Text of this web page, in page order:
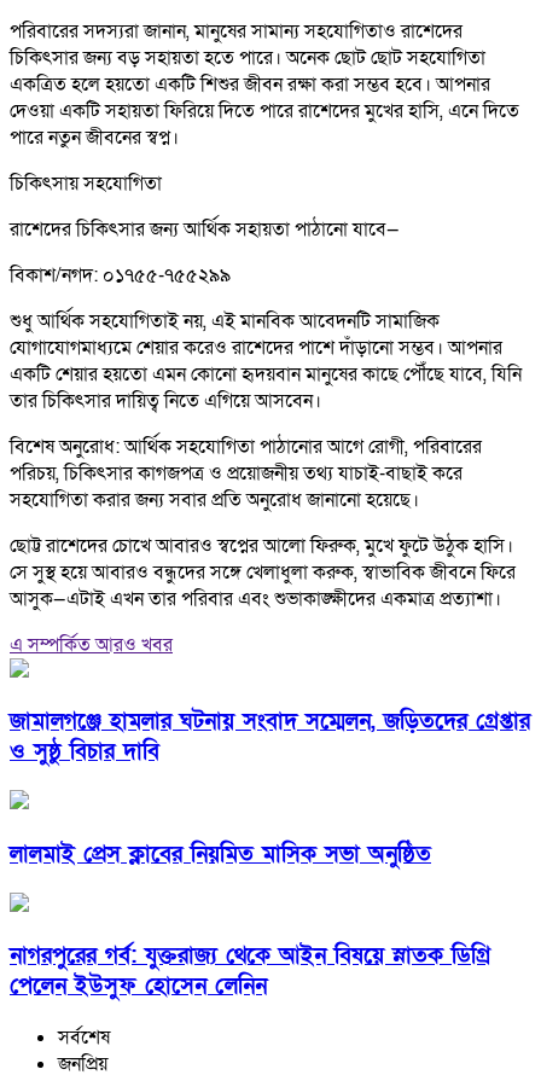
পরিবারের সদস্যরা জানান, মানুষের সামান্য সহযোগিতাও রাশেদের
চিকিৎসার জন্য বড় সহায়তা হতে পারে। অনেক ছোট ছোট সহযোগিতা
একত্রিত হলে হয়তো একটি শিশুর জীবন রক্ষা করা সম্ভব হবে। আপনার
দেওয়া একটি সহায়তা ফিরিয়ে দিতে পারে রাশেদের মুখের হাসি, এনে দিতে
পারে নতুন জীবনের স্বপ্ন।
চিকিৎসায় সহযোগিতা
রাশেদের চিকিৎসার জন্য আর্থিক সহায়তা পাঠানো যাবে—
বিকাশ/নগদ: ০১৭৫৫-৭৫৫২৯৯
শুধু আর্থিক সহযোগিতাই নয়, এই মানবিক আবেদনটি সামাজিক
যোগাযোগমাধ্যমে শেয়ার করেও রাশেদের পাশে দাঁড়ানো সম্ভব। আপনার
একটি শেয়ার হয়তো এমন কোনো হৃদয়বান মানুষের কাছে পৌঁছে যাবে, যিনি
তার চিকিৎসার দায়িত্ব নিতে এগিয়ে আসবেন।
বিশেষ অনুরোধ: আর্থিক সহযোগিতা পাঠানোর আগে রোগী, পরিবারের
পরিচয়, চিকিৎসার কাগজপত্র ও প্রয়োজনীয় তথ্য যাচাই-বাছাই করে
সহযোগিতা করার জন্য সবার প্রতি অনুরোধ জানানো হয়েছে।
ছোট্ট রাশেদের চোখে আবারও স্বপ্নের আলো ফিরুক, মুখে ফুটে উঠুক হাসি।
সে সুস্থ হয়ে আবারও বন্ধুদের সঙ্গে খেলাধুলা করুক, স্বাভাবিক জীবনে ফিরে
আসুক—এটাই এখন তার পরিবার এবং শুভাকাঙ্ক্ষীদের একমাত্র প্রত্যাশা।
এ সম্পর্কিত আরও খবর
জামালগঞ্জে হামলার ঘটনায় সংবাদ সম্মেলন, জড়িতদের গ্রেপ্তার
ও সুষ্ঠু বিচার দাবি
লালমাই প্রেস ক্লাবের নিয়মিত মাসিক সভা অনুষ্ঠিত
নাগরপুরের গর্ব: যুক্তরাজ্য থেকে আইন বিষয়ে স্নাতক ডিগ্রি
পেলেন ইউসুফ হোসেন লেনিন
সর্বশেষ
জনপ্রিয়